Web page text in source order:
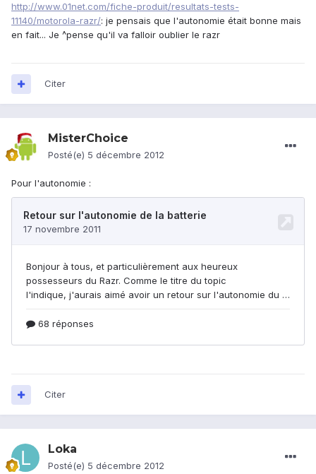
http://www.01net.com/fiche-produit/resultats-tests-
11140/motorola-razr/: je pensais que l'autonomie était bonne mais
en fait... Je ^pense qu'il va falloir oublier le razr
Citer
MisterChoice
Posté(e) 5 décembre 2012
Pour l'autonomie :
Citer
Loka
Posté(e) 5 décembre 2012